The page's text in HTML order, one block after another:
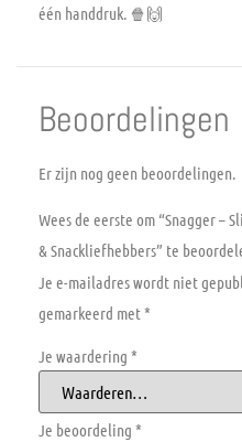
één handdruk. 🍿🙌
Beoordelingen
Er zijn nog geen beoordelingen.
Wees de eerste om “Snagger –
& Snackliefhebbers” te
Je e-mailadres wordt niet
gemarkeerd met*
Je waardering *
Je beoordeling *